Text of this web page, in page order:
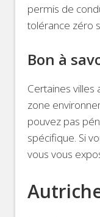
permis de
tolérance zéro
Bon à
Certaines
zone
pouvez pas
spécifique. Si
vous vous